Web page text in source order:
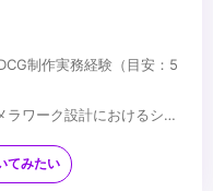
制作実務経験（目安：5
ラワーク設計におけるシニ
テンツでの実務経験
てみたい